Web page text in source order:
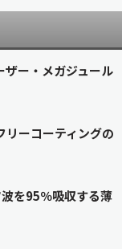
ー・メガジュール
リーコーティングの
を95％吸収する薄